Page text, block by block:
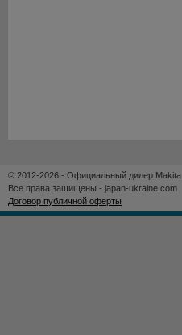
© 2012-2026 - Официальный дилер Makita
Все права защищены - japan-ukraine.com
Договор публичной оферты